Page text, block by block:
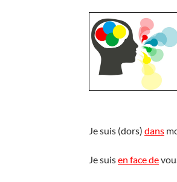
Je suis (dors) dans
Je suisen face de